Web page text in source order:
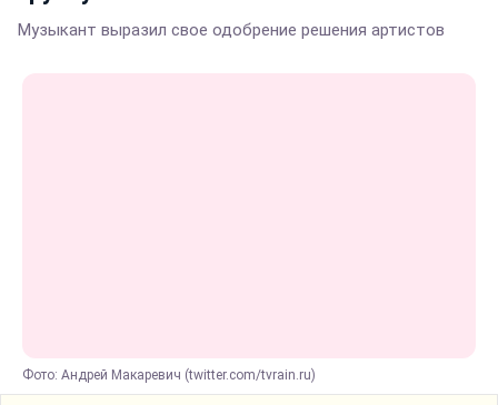
Музыкант выразил свое одобрение решения артистов
Фото: Андрей Макаревич (twitter.com/tvrain.ru)